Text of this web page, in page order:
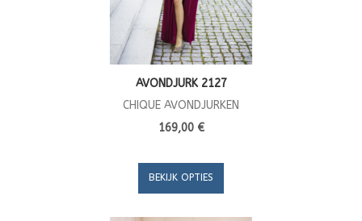
AVONDJURK 2127
CHIQUE AVONDJURKEN
169,00 €
BEKIJK OPTIES